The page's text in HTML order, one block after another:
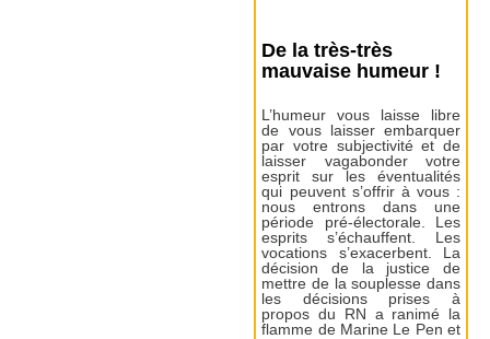
De la très-très
mauvaise humeur !
L’humeur vous laisse libre
de vous laisser embarquer
par votre subjectivité et de
laisser vagabonder votre
esprit sur les éventualités
qui peuvent s’offrir à vous :
nous entrons dans une
période pré-électorale. Les
esprits s’échauffent. Les
vocations s’exacerbent. La
décision de la justice de
mettre de la souplesse dans
les décisions prises à
propos du RN a ranimé la
flamme de Marine Le Pen et